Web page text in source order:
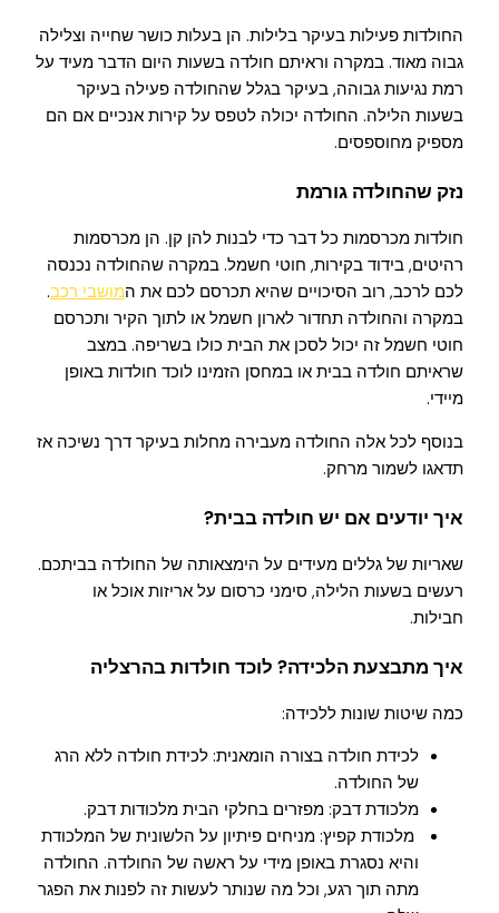
החולדות פעילות בעיקר בלילות. הן בעלות כושר שחייה וצלילה
גבוה מאוד. במקרה וראיתם חולדה בשעות היום הדבר מעיד על
רמת נגיעות גבוהה, בעיקר בגלל שהחולדה פעילה בעיקר
בשעות הלילה. החולדה יכולה לטפס על קירות אנכיים אם הם
מספיק מחוספסים.
נזק שהחולדה גורמת
חולדות מכרסמות כל דבר כדי לבנות להן קן. הן מכרסמות
רהיטים, בידוד בקירות, חוטי חשמל. במקרה שהחולדה נכנסה
לכם לרכב, רוב הסיכויים שהיא תכרסם לכם את המושבי רכב.
במקרה והחולדה תחדור לארון חשמל או לתוך הקיר ותכרסם
חוטי חשמל זה יכול לסכן את הבית כולו בשריפה. במצב
שראיתם חולדה בבית או במחסן הזמינו לוכד חולדות באופן
מיידי.
בנוסף לכל אלה החולדה מעבירה מחלות בעיקר דרך נשיכה אז
תדאגו לשמור מרחק.
איך יודעים אם יש חולדה בבית?
שאריות של גללים מעידים על הימצאותה של החולדה בביתכם.
רעשים בשעות הלילה, סימני כרסום על אריזות אוכל או
חבילות.
איך מתבצעת הלכידה? לוכד חולדות בהרצליה
כמה שיטות שונות ללכידה:
לכידת חולדה בצורה הומאנית: לכידת חולדה ללא הרג
של החולדה.
מלכודת דבק: מפזרים בחלקי הבית מלכודות דבק.
מלכודת קפיץ: מניחים פיתיון על הלשונית של המלכודת
והיא נסגרת באופן מידי על ראשה של החולדה. החולדה
מתה תוך רגע, וכל מה שנותר לעשות זה לפנות את הפגר